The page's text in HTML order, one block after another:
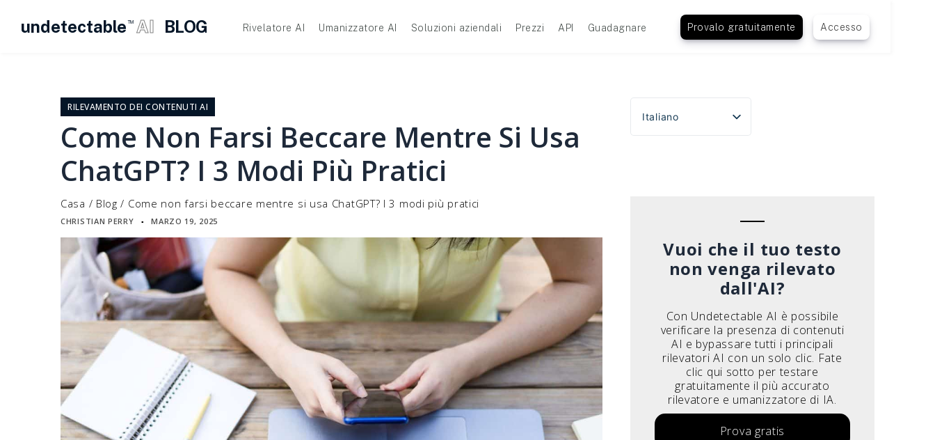
undetectable TM AI BLOG Rivelatore AI Umanizzatore AI Soluzioni aziendali Prezzi API Guadagnare Provalo gratuitamente Accesso
contenutoRILEVAMENTO DEI CONTENUTI AI
Come Non Farsi Beccare Mentre Si Usa
ChatGPT? I 3 Modi Più Pratici
Casa / Blog / Come non farsi beccare mentre si usa ChatGPT? I 3 modi più pratici
CHRISTIAN PERRY ▪ MARZO 19, 2025
Italiano
English
Vuoi che il tuo testo
non venga rilevato
dall'AI?
Con Undetectable AI è possibile
verificare la presenza di contenuti
AI e bypassare tutti i principali
rilevatori AI con un solo clic. Fate
clic qui sotto per testare
gratuitamente il più accurato
rilevatore e umanizzatore di IA.
Prova gratis